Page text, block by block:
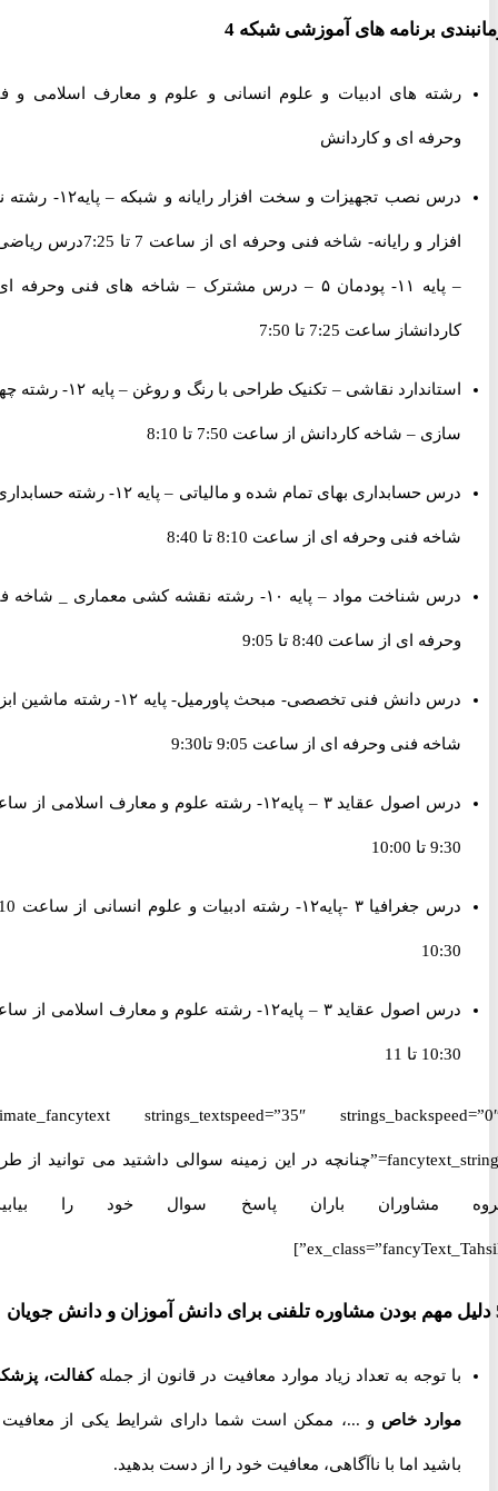
برنامه های آموزشی شبکه 4
رشته های ادبیات و علوم انسانی و علوم و معارف اسلامی و فنی
وحرفه ای و کاردانش
درس نصب تجهیزات و سخت افزار رایانه و شبکه – پایه۱۲- رشته نرم
افزار و رایانه- شاخه فنی وحرفه ای از ساعت 7 تا 7:25درس ریاضی ۲
– پایه ۱۱- پودمان ۵ – درس مشترک – شاخه های فنی وحرفه ای و
کاردانشاز ساعت 7:25 تا 7:50
استاندارد نقاشی – تکنیک طراحی با رنگ و روغن – پایه ۱۲- رشته چهره
سازی – شاخه کاردانش از ساعت 7:50 تا 8:10
درس حسابداری بهای تمام شده و مالیاتی – پایه ۱۲- رشته حسابداری –
شاخه فنی وحرفه ای از ساعت 8:10 تا 8:40
درس شناخت مواد – پایه ۱۰- رشته نقشه کشی معماری _ شاخه فنی
وحرفه ای از ساعت 8:40 تا 9:05
درس دانش فنی تخصصی- مبحث پاورمیل- پایه ۱۲- رشته ماشین ابزار-
شاخه فنی وحرفه ای از ساعت 9:05 تا9:30
درس اصول عقاید ٣ – پایه١٢- رشته علوم و معارف اسلامی از ساعت
درس جغرافیا ٣ -پایه١٢- رشته ادبیات و علوم انسانی از ساعت 10 تا
10:30
درس اصول عقاید ٣ – پایه١٢- رشته علوم و معارف اسلامی از ساعت
10:30 تا 11
[ultimate_fancytext strings_textspeed=”35″
fancytext_strings=”چنانچه در این زمینه سوالی داشتید می توانید از طریق
مشاوران باران پاسخ سوال خود را بیابید.”
با توجه به تعداد زیاد موارد معافیت در قانون از جملهکفالت، پزشکی،
موارد خاصو ...، ممکن است شما دارای شرایط یکی از معافیت ها
باشید اما با ناآگاهی، معافیت خود را از دست بدهید.